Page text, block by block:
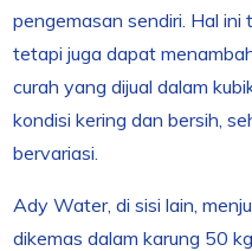
pengemasan sendiri. Hal
tetapi juga dapat
curah yang dijual dalam
kondisi kering dan bersih,
bervariasi.
Ady Water, di sisi lain,
dikemas dalam karung 50